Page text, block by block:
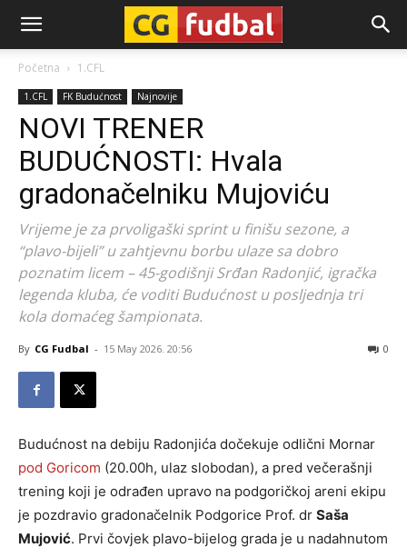
CG-
Fudbal
Početna 1.CFL
1.CFL FK Budućnost Najnovije
NOVI TRENER
BUDUĆNOSTI: Hvala
gradonačelniku Mujoviću
Vrijeme je za prvoligaški sprint u finišu sezone, a
“plavo-bijeli” u zahtjevnu borbu ulaze sa dobro
poznatim licem – 45-godišnji Srđan Radonjić, igračka
legenda kluba, će voditi Budućnost u posljednja tri
kola domaćeg šampionata.
By CG Fudbal - 15 May 2026. 20:56 0
Budućnost na debiju Radonjića dočekuje odlični Mornar
pod Goricom (20.00h, ulaz slobodan), a pred večerašnji
trening koji je odrađen upravo na podgoričkoj areni ekipu
je pozdravio gradonačelnik Podgorice Prof. dr Saša
Mujović. Prvi čovjek plavo-bijelog grada je u nadahnutom